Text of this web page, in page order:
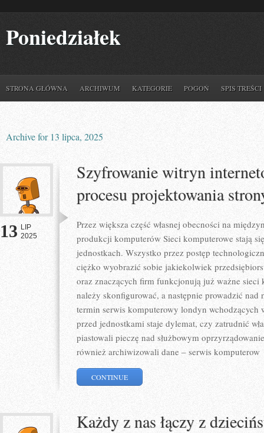
Poniedziałek
STRONA GŁÓWNA ARCHIWUM KATEGORIE POGOŃ SPIS TREŚCI
Archive for 13 lipca, 2025
13 LIP
2025
Szyfrowanie witryn
procesu projektowania
Przez większa część własnej obecności na
produkcji komputerów Sieci komputerowe stają
jednostkach. Wszystko przez postęp
ciężko wyobrazić sobie jakiekolwiek
oraz znaczących firm funkcjonują już ważne sieci
należy skonfigurować, a następnie prowadzić
termin serwis komputerowy londyn wchodzących
przed jednostkami staje dylemat, czy zatrudnić
piastowali pieczę nad służbowym
również archiwizowali dane – serwis komputerow
CONTINUE
Każdy z nas łączy z